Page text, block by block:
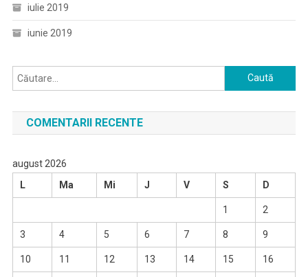
iulie 2019
iunie 2019
Caută
după:
COMENTARII RECENTE
august 2026
L
Ma Mi J V S D
1 2
3 4 5 6 7 8 9
10 11 12 13 14 15 16